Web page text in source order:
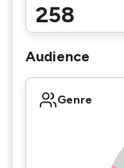
258
Audience
Genre